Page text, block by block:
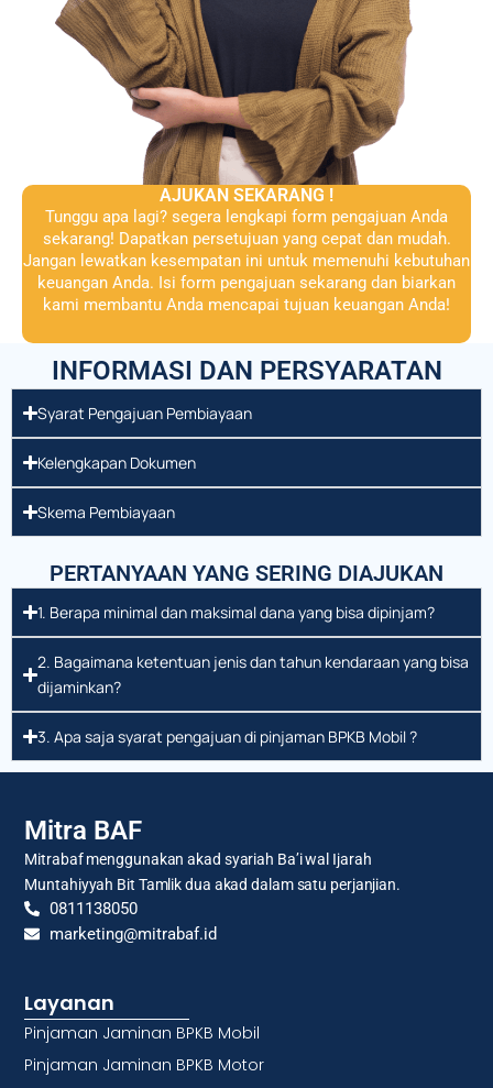
AJUKAN SEKARANG !
Tunggu apa lagi? segera lengkapi form pengajuan Anda
sekarang! Dapatkan persetujuan yang cepat dan mudah.
Jangan lewatkan kesempatan ini untuk memenuhi kebutuhan
keuangan Anda. Isi form pengajuan sekarang dan biarkan
kami membantu Anda mencapai tujuan keuangan Anda!
INFORMASI DAN PERSYARATAN
Syarat Pengajuan Pembiayaan
Kelengkapan Dokumen
Skema Pembiayaan
PERTANYAAN YANG SERING DIAJUKAN
1. Berapa minimal dan maksimal dana yang bisa dipinjam?
2. Bagaimana ketentuan jenis dan tahun kendaraan yang bisa
dijaminkan?
3. Apa saja syarat pengajuan di pinjaman BPKB Mobil ?
Mitra BAF
Mitrabaf menggunakan akad syariah Ba’i wal Ijarah
Muntahiyyah Bit Tamlik dua akad dalam satu perjanjian.
0811138050
marketing@mitrabaf.id
Layanan
Pinjaman Jaminan BPKB Mobil
Pinjaman Jaminan BPKB Motor